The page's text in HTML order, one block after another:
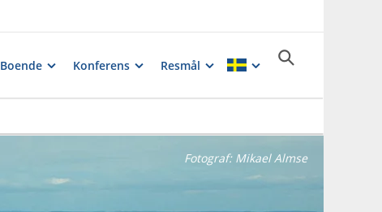
Boende Konferens Resmål
Fotograf: Mikael Almse